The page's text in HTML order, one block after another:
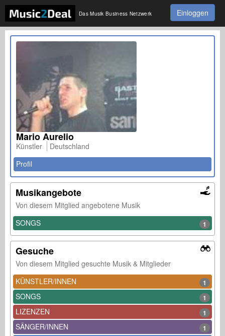
Das Musik Business Netzwerk Einloggen
Mario Aurelio
Künstler
Deutschland
Profil
Musikangebote
Von diesem Mitglied angebotene Musik
SONGS
1
Gesuche
Von diesem Mitglied gesuchte Musik & Mitglieder
KÜNSTLER/INNEN
1
SONGS 1
LIZENZEN 1
SÄNGER/INNEN 1